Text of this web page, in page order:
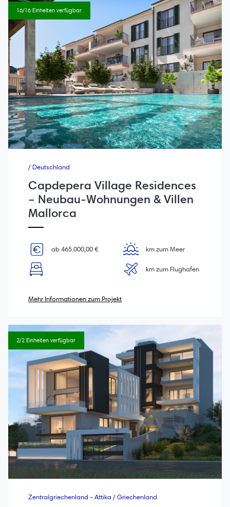
16/16 Einheiten verfügbar
/ Deutschland
Capdepera Village Residences
– Neubau-Wohnungen & Villen
Mallorca
ab 465.000,00 € km zum Meer
km zum Flughafen
Mehr Informationen zum Projekt
2/2 Einheiten verfügbar
Zentralgriechenland - Attika / Griechenland